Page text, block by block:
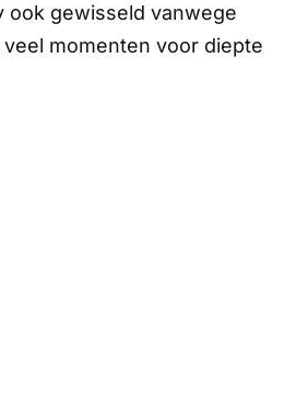
ook gewisseld vanwege
momenten voor diepte